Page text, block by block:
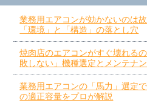
業務用エアコンが効かないのは
「環境」と「構造」の落とし穴
焼肉店のエアコンがすぐ壊れる
敗しない」機種選定とメンテナ
業務用エアコンの「馬力」選定
の適正容量をプロが解説